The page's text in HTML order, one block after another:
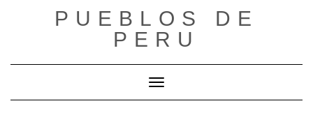
PUEBLOS DE
PERU
Cambiar modo de navegación